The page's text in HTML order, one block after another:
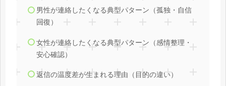
男性が連絡したくなる典型パターン（孤独・自信
回復）
女性が連絡したくなる典型パターン（感情整理・
安心確認）
返信の温度差が生まれる理由（目的の違い）